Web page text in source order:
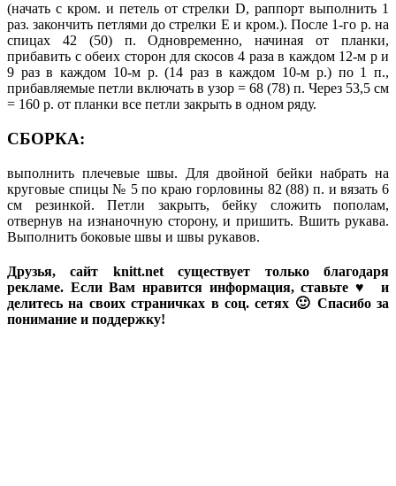
(начать с кром. и петель от стрелки D, раппорт выполнить 1
раз. закончить петлями до стрелки Е и кром.). После 1-го р. на
спицах 42 (50) п. Одновременно, начиная от планки,
прибавить с обеих сторон для скосов 4 раза в каждом 12-м р и
9 раз в каждом 10-м р. (14 раз в каждом 10-м р.) по 1 п.,
прибавляемые петли включать в узор = 68 (78) п. Через 53,5 см
= 160 р. от планки все петли закрыть в одном ряду.
СБОРКА:
выполнить плечевые швы. Для двойной бейки набрать на
круговые спицы № 5 по краю горловины 82 (88) п. и вязать 6
см резинкой. Петли закрыть, бейку сложить пополам,
отвернув на изнаночную сторону, и пришить. Вшить рукава.
Выполнить боковые швы и швы рукавов.
Друзья, сайт knitt.net существует только благодаря
рекламе. Если Вам нравится информация, ставьте ♥ и
делитесь на своих страничках в соц. сетях 🙂 Спасибо за
понимание и поддержку!